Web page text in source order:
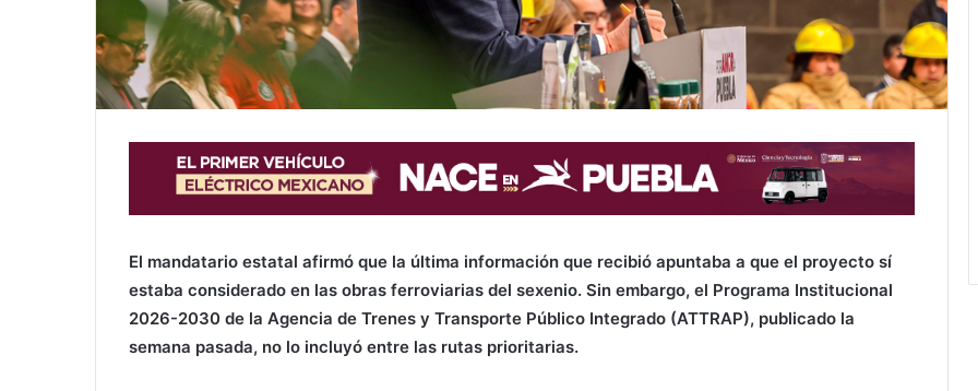
El mandatario estatal afirmó que la última información que recibió apuntaba a que el proyecto sí
estaba considerado en las obras ferroviarias del sexenio. Sin embargo, el Programa Institucional
2026-2030 de la Agencia de Trenes y Transporte Público Integrado (ATTRAP), publicado la
semana pasada, no lo incluyó entre las rutas prioritarias.